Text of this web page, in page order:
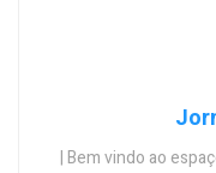
| Bem vindo ao